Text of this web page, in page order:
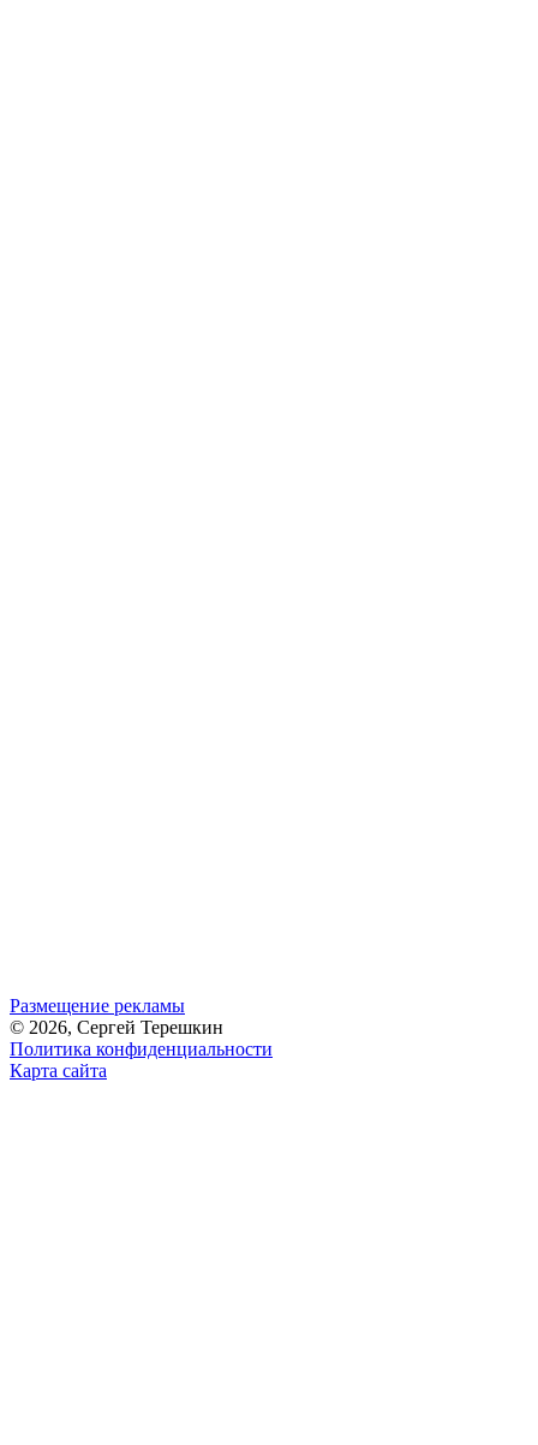
Размещение рекламы
© 2026, Сергей Терешкин
Политика конфиденциальности
Карта сайта